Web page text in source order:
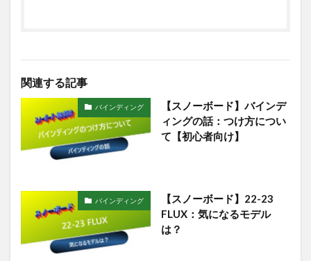
関連する記事
バインディング
【スノーボード】バインデ
ィングの話：つけ方につい
て【初心者向け】
バインディング
【スノーボード】22-23
FLUX：気になるモデル
は？